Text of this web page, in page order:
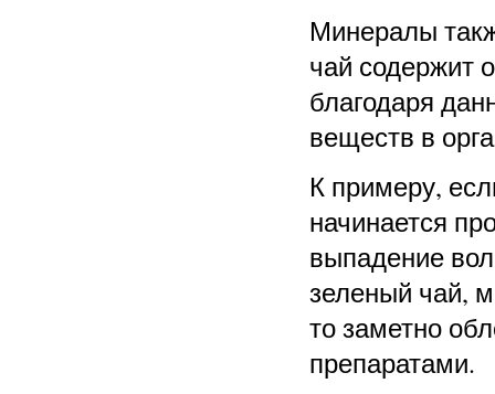
Минералы
чай содержит
благодаря
веществ в
К примеру,
начинается
выпадение
зеленый чай,
то заметно
препаратами.